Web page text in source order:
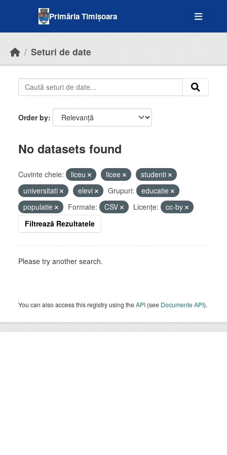
Primăria Timișoara
Seturi de date
Order by
No datasets found
Cuvinte cheie: liceu licee
studenti
universitati
elevi Grupuri:
educatie
populatie
Formate: CSV Licenţe:
cc-by
Filtrează Rezultatele
Please try another search.
You can also access this registry using theAPI (see Documente API).